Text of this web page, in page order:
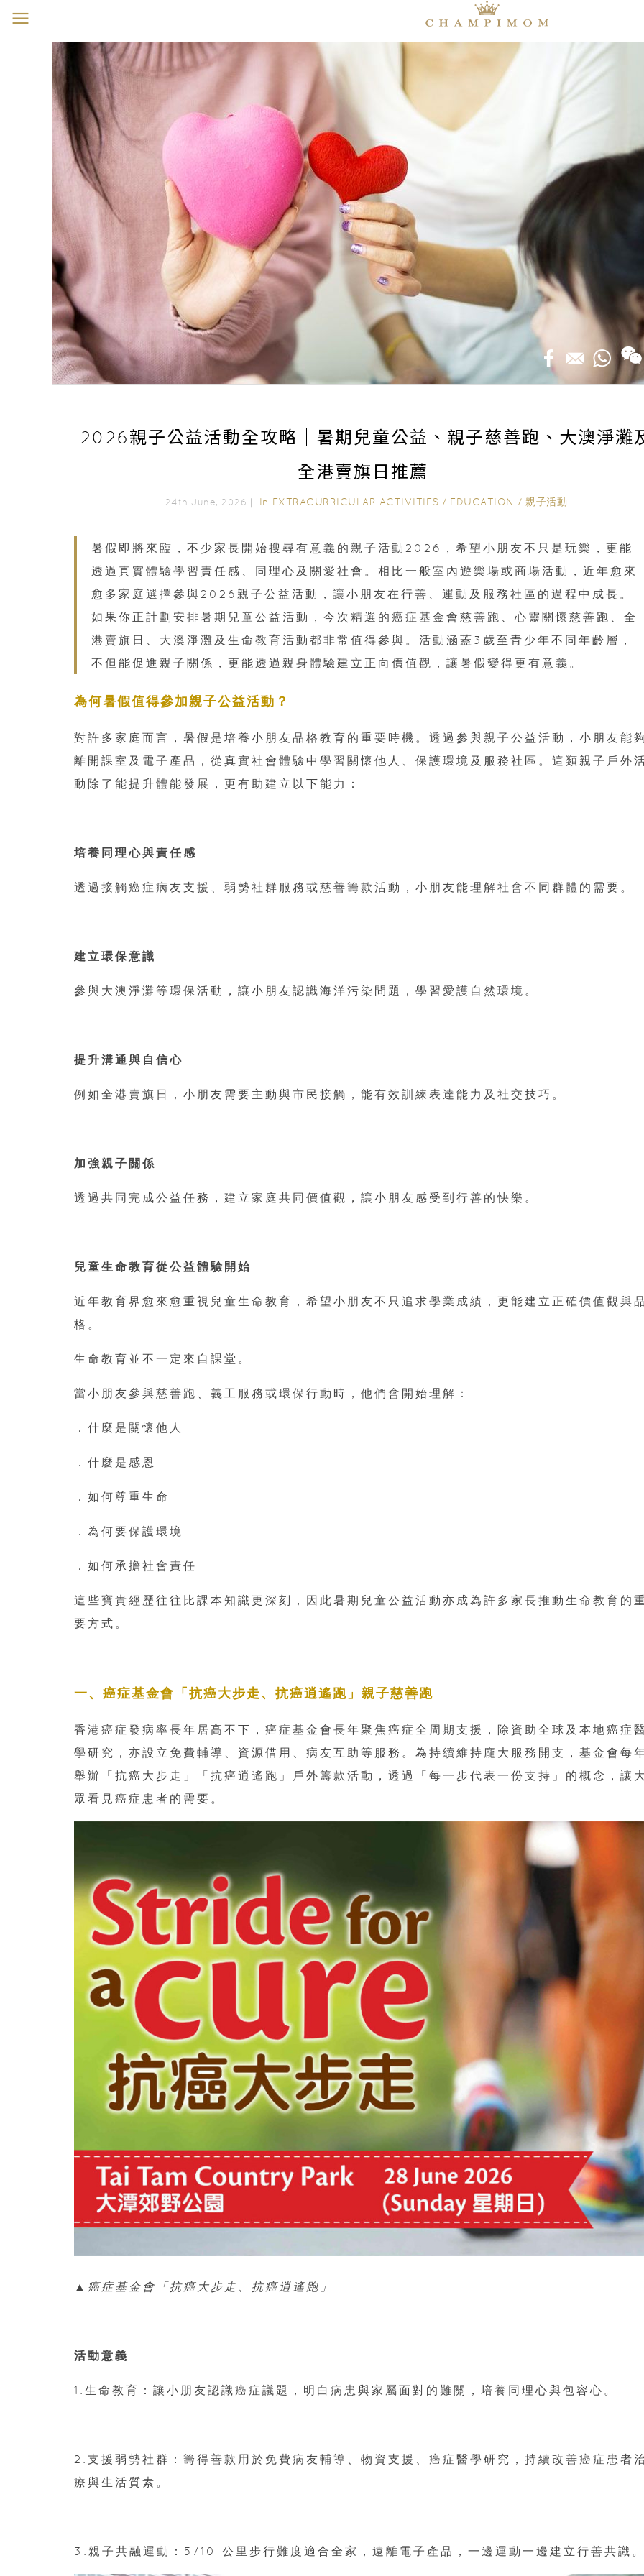
2026親子公益活動全攻略｜暑期兒童公益、親子慈善跑、大澳淨灘
全港賣旗日推薦
24th June, 2026｜ In EXTRACURRICULAR ACTIVITIES / EDUCATION / 親子活動
暑假即將來臨，不少家長開始搜尋有意義的親子活動2026，希望小朋友不只是玩樂，更能
透過真實體驗學習責任感、同理心及關愛社會。相比一般室內遊樂場或商場活動，近年愈來
愈多家庭選擇參與2026親子公益活動，讓小朋友在行善、運動及服務社區的過程中成長。
如果你正計劃安排暑期兒童公益活動，今次精選的癌症基金會慈善跑、心靈關懷慈善跑、全
港賣旗日、大澳淨灘及生命教育活動都非常值得參與。活動涵蓋3歲至青少年不同年齡層，
不但能促進親子關係，更能透過親身體驗建立正向價值觀，讓暑假變得更有意義。
為何暑假值得參加親子公益活動？
對許多家庭而言，暑假是培養小朋友品格教育的重要時機。透過參與親子公益活動，小朋友能
離開課室及電子產品，從真實社會體驗中學習關懷他人、保護環境及服務社區。這類親子戶外
動除了能提升體能發展，更有助建立以下能力：
培養同理心與責任感
透過接觸癌症病友支援、弱勢社群服務或慈善籌款活動，小朋友能理解社會不同群體的需要。
建立環保意識
參與大澳淨灘等環保活動，讓小朋友認識海洋污染問題，學習愛護自然環境。
提升溝通與自信心
例如全港賣旗日，小朋友需要主動與市民接觸，能有效訓練表達能力及社交技巧。
加強親子關係
透過共同完成公益任務，建立家庭共同價值觀，讓小朋友感受到行善的快樂。
兒童生命教育從公益體驗開始
近年教育界愈來愈重視兒童生命教育，希望小朋友不只追求學業成績，更能建立正確價值觀與
格。
生命教育並不一定來自課堂。
當小朋友參與慈善跑、義工服務或環保行動時，他們會開始理解：
．什麼是關懷他人
．什麼是感恩
．如何尊重生命
．為何要保護環境
．如何承擔社會責任
這些寶貴經歷往往比課本知識更深刻，因此暑期兒童公益活動亦成為許多家長推動生命教育的
要方式。
一、癌症基金會「抗癌大步走、抗癌逍遙跑」親子慈善跑
香港癌症發病率長年居高不下，癌症基金會長年聚焦癌症全周期支援，除資助全球及本地癌症
學研究，亦設立免費輔導、資源借用、病友互助等服務。為持續維持龐大服務開支，基金會每
舉辦「抗癌大步走」「抗癌逍遙跑」戶外籌款活動，透過「每一步代表一份支持」的概念，讓
眾看見癌症患者的需要。
▲癌症基金會「抗癌大步走、抗癌逍遙跑」
活動意義
1.生命教育：讓小朋友認識癌症議題，明白病患與家屬面對的難關，培養同理心與包容心。
2.支援弱勢社群：籌得善款用於免費病友輔導、物資支援、癌症醫學研究，持續改善癌症患者
療與生活質素。
3.親子共融運動：5/10 公里步行難度適合全家，遠離電子產品，一邊運動一邊建立行善共識